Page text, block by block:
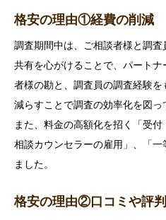
格安の理由①経費の削減
調査期間中は、ご相談者様と調
共有を心がけることで、パート
者様の勘と、調査員の調査経験
減らすことで調査の効率化を図っ
また、料金の高額化を招く「受
相談カウンセラーの雇用」、「
ました。
格安の理由②口コミや評